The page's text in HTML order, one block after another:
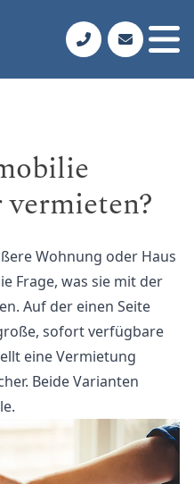
Wohnung oder Haus
Frage, was sie mit der
Auf der einen Seite
sofort verfügbare
eine Vermietung
Beide Varianten